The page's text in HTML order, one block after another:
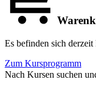
Es befinden sich
Zum Kursprogramm
Nach Kursen suchen